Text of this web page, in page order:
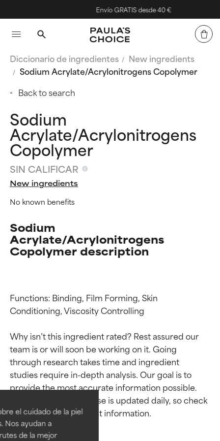
el cuidado de la piel
Nos ayudan a
de la mejor
Envío GRATIS desde 40 €
Diccionario de ingredientes
New ingredients
Sodium Acrylate/Acrylonitrogens Copolymer
Back to search
Sodium
Acrylate/Acrylonitrogens
Copolymer
SIN CALIFICAR
New ingredients
No known benefits
Sodium
Acrylate/Acrylonitrogens
Copolymer description
Functions: Binding, Film Forming, Skin
Conditioning, Viscosity Controlling
Why isn’t this ingredient rated? Rest assured our
team is or will soon be working on it. Going
through research takes time and ingredient
studies require in-depth analysis. Our goal is to
provide the most accurate information possible.
This ingredient database is updated daily, so check
Calificaciones de
ingredientes
EXCELENTE
Ingrediente sobresaliente con
Calificaciones de
ingredientes
EXCELENTE
Ingrediente sobresaliente con